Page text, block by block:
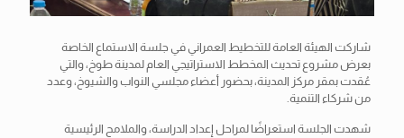
شاركت الهيئة العامة للتخطيط العمراني في جلسة الاستماع الخاصة
بعرض مشروع تحديث المخطط الاستراتيجي العام لمدينة طوخ، والتي
عُقدت بمقر مركز المدينة، بحضور أعضاء مجلسي النواب والشيوخ، وعدد
من شركاء التنمية.
شهدت الجلسة استعراضًا لمراحل إعداد الدراسة، والملامح الرئيسية